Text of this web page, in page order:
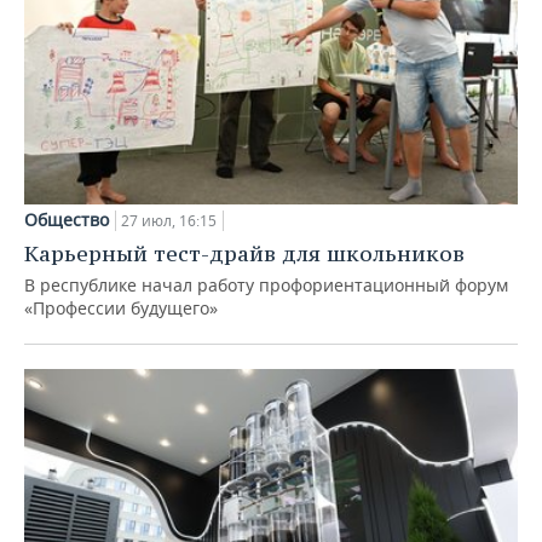
Общество 27 июл, 16:15
Карьерный тест-драйв для школьников
В республике начал работу профориентационный форум
«Профессии будущего»